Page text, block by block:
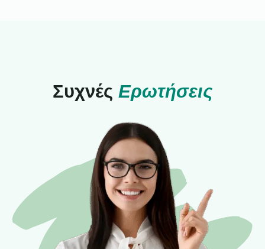
Συχνές Ερωτήσεις